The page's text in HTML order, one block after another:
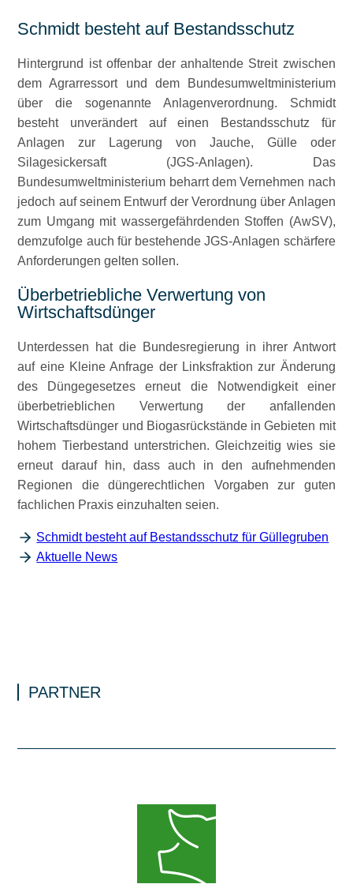
Schmidt besteht auf Bestandsschutz
Hintergrund ist offenbar der anhaltende Streit zwischen
dem Agrarressort und dem Bundesumweltministerium
über die sogenannte Anlagenverordnung. Schmidt
besteht unverändert auf einen Bestandsschutz für
Anlagen zur Lagerung von Jauche, Gülle oder
Silagesickersaft (JGS-Anlagen). Das
Bundesumweltministerium beharrt dem Vernehmen nach
jedoch auf seinem Entwurf der Verordnung über Anlagen
zum Umgang mit wassergefährdenden Stoffen (AwSV),
demzufolge auch für bestehende JGS-Anlagen schärfere
Anforderungen gelten sollen.
Überbetriebliche Verwertung von
Wirtschaftsdünger
Unterdessen hat die Bundesregierung in ihrer Antwort
auf eine Kleine Anfrage der Linksfraktion zur Änderung
des Düngegesetzes erneut die Notwendigkeit einer
überbetrieblichen Verwertung der anfallenden
Wirtschaftsdünger und Biogasrückstände in Gebieten mit
hohem Tierbestand unterstrichen. Gleichzeitig wies sie
erneut darauf hin, dass auch in den aufnehmenden
Regionen die düngerechtlichen Vorgaben zur guten
fachlichen Praxis einzuhalten seien.
Schmidt besteht auf Bestandsschutz für Güllegruben
Aktuelle News
PARTNER